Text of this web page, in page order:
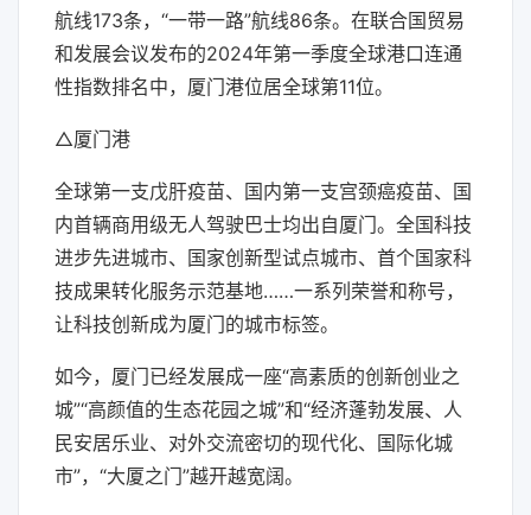
航线173条，“一带一路”航线86条。在联合国贸易
和发展会议发布的2024年第一季度全球港口连通
性指数排名中，厦门港位居全球第11位。
△厦门港
全球第一支戊肝疫苗、国内第一支宫颈癌疫苗、国
内首辆商用级无人驾驶巴士均出自厦门。全国科技
进步先进城市、国家创新型试点城市、首个国家科
技成果转化服务示范基地……一系列荣誉和称号，
让科技创新成为厦门的城市标签。
如今，厦门已经发展成一座“高素质的创新创业之
城”“高颜值的生态花园之城”和“经济蓬勃发展、人
民安居乐业、对外交流密切的现代化、国际化城
市”，“大厦之门”越开越宽阔。